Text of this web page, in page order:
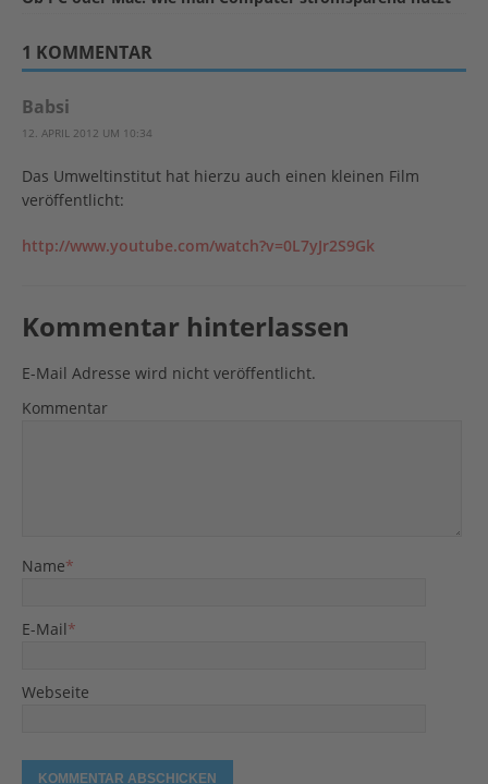
1 KOMMENTAR
Babsi
12. APRIL 2012 UM 10:34
Das Umweltinstitut hat hierzu auch einen kleinen Film
veröffentlicht:
http://www.youtube.com/watch?v=0L7yJr2S9Gk
Kommentar hinterlassen
E-Mail Adresse wird nicht veröffentlicht.
Kommentar
Name*
E-Mail*
Webseite